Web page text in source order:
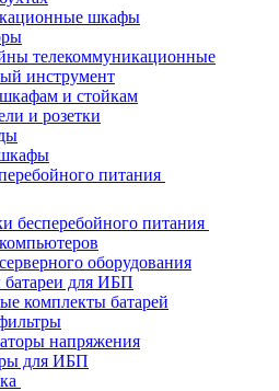
шкафы
телекоммуникационные
инструмент
и стойкам
и розетки
питания
бесперебойного питания
оборудования
для ИБП
комплекты батарей
напряжения
для ИБП